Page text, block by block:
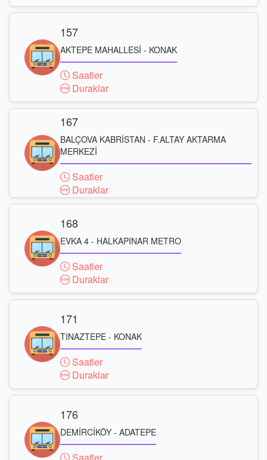
157
AKTEPE MAHALLESİ - KONAK
Saatler
Duraklar
167
BALÇOVA KABRİSTAN - F.ALTAY AKTARMA
MERKEZİ
Saatler
Duraklar
168
EVKA 4 - HALKAPINAR METRO
Saatler
Duraklar
171
TINAZTEPE - KONAK
Saatler
Duraklar
176
DEMİRCİKÖY - ADATEPE
Saatler